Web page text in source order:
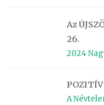
Az
26.
2024
POZITÍV
A